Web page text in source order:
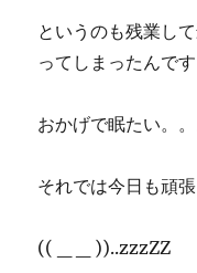
というのも残業し
ってしまったんで
おかげで眠たい。。
それでは今日も頑
(( _ _ ))..zzzZZ